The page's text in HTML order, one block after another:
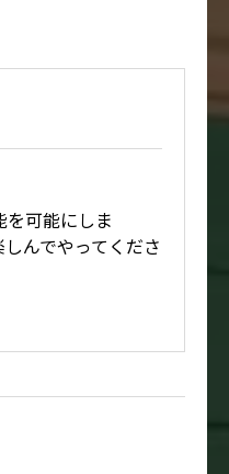
可能にしま
んでやってくださ